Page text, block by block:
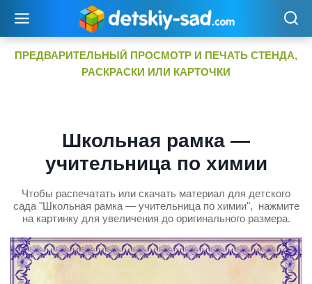
содержимому
ПРЕДВАРИТЕЛЬНЫЙ ПРОСМОТР И ПЕЧАТЬ СТЕНДА,
РАСКРАСКИ ИЛИ КАРТОЧКИ
Школьная рамка —
учительница по химии
Чтобы распечатать или скачать материал для детского
сада "Школьная рамка — учительница по химии", нажмите
на картинку для увеличения до оригинального размера.